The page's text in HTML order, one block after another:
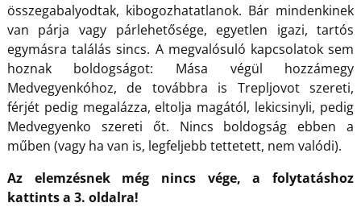
összegabalyodtak, kibogozhatatlanok. Bár mindenkinek
van párja vagy párlehetősége, egyetlen igazi, tartós
egymásra találás sincs. A megvalósuló kapcsolatok sem
hoznak boldogságot: Mása végül hozzámegy
Medvegyenkóhoz, de továbbra is Trepljovot szereti,
férjét pedig megalázza, eltolja magától, lekicsinyli, pedig
Medvegyenko szereti őt. Nincs boldogság ebben a
műben (vagy ha van is, legfeljebb tettetett, nem valódi).
Az elemzésnek még nincs vége, a folytatáshoz
kattints a 3. oldalra!